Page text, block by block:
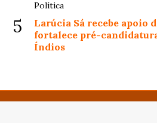
5
Política
Larúcia Sá recebe apoio
fortalece pré-
Índios